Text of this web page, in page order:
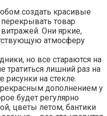
создать красивые
товар
Они яркие,
атмосферу
но все стараются на
тратиться лишний раз на
рисунки на стекле.
дополнением у
будет регулярно
цветы летом, бантики